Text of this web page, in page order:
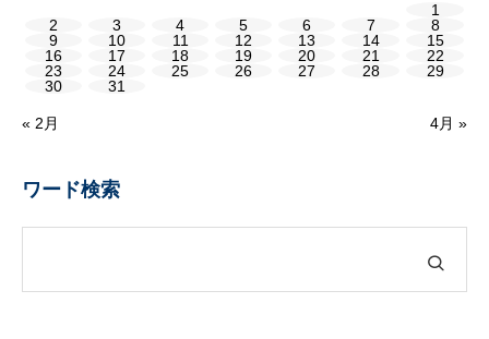
1
2
3 4 5 6 7
8
9
10 11 12 13 14
15
16
17 18 19 20 21
22
23
24 25 26 27 28
29
30
31
« 2月 4月 »
ワード検索